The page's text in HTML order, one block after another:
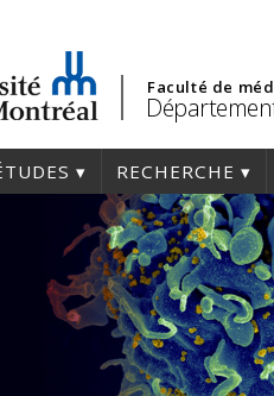
Faculté de
RECHERCHE